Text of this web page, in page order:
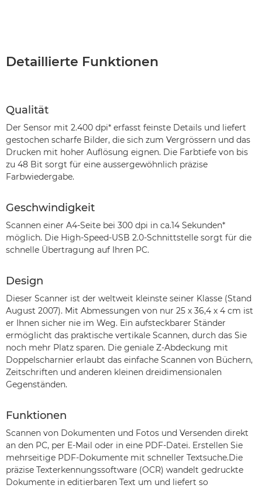
Detaillierte Funktionen
Qualität
Der Sensor mit 2.400 dpi* erfasst feinste Details und liefert
gestochen scharfe Bilder, die sich zum Vergrössern und das
Drucken mit hoher Auflösung eignen. Die Farbtiefe von bis
zu 48 Bit sorgt für eine aussergewöhnlich präzise
Farbwiedergabe.
Geschwindigkeit
Scannen einer A4-Seite bei 300 dpi in ca.14 Sekunden*
möglich. Die High-Speed-USB 2.0-Schnittstelle sorgt für die
schnelle Übertragung auf Ihren PC.
Design
Dieser Scanner ist der weltweit kleinste seiner Klasse (Stand
August 2007). Mit Abmessungen von nur 25 x 36,4 x 4 cm ist
er Ihnen sicher nie im Weg. Ein aufsteckbarer Ständer
ermöglicht das praktische vertikale Scannen, durch das Sie
noch mehr Platz sparen. Die geniale Z-Abdeckung mit
Doppelscharnier erlaubt das einfache Scannen von Büchern,
Zeitschriften und anderen kleinen dreidimensionalen
Gegenständen.
Funktionen
Scannen von Dokumenten und Fotos und Versenden direkt
an den PC, per E-Mail oder in eine PDF-Datei. Erstellen Sie
mehrseitige PDF-Dokumente mit schneller Textsuche.Die
präzise Texterkennungssoftware (OCR) wandelt gedruckte
Dokumente in editierbaren Text um und liefert so